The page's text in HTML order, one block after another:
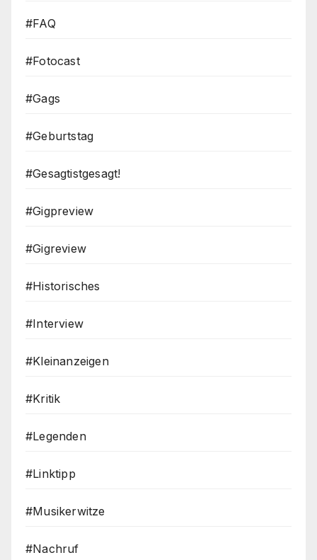
#FAQ
#Fotocast
#Gags
#Geburtstag
#Gesagtistgesagt!
#Gigpreview
#Gigreview
#Historisches
#Interview
#Kleinanzeigen
#Kritik
#Legenden
#Linktipp
#Musikerwitze
#Nachruf